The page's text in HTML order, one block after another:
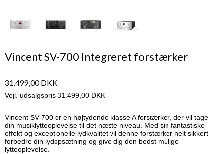
Vincent SV-700 Integreret forstærker
31.499,00 DKK
Vejl. udsalgspris 31.499,00 DKK
Vincent SV-700 er en højtydende klasse A forstærker, der vil tage
din musiklytteoplevelse til det næste niveau. Med sin fantastiske
effekt og exceptionelle lydkvalitet vil denne forstærker helt sikkert
forbedre din lydopsætning og give dig den bedst mulige
lytteoplevelse.